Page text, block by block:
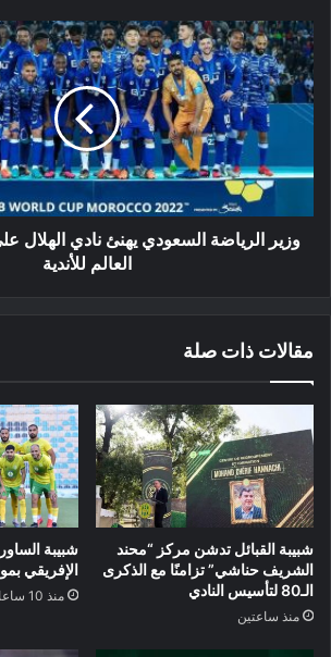
تحديد
المركز
الثالث
وزير
الرياضة
السعودي
يهنئ
نادي
على
في
كأس
وزير الرياضة السعودي يهنئ نادي الهلال
العالم للأندية
مقالات ذات صلة
شبيبة القبائل تدشن مركز “محند
الشريف حناشي” تزامنًا مع الذكرى
الـ80 لتأسيس النادي
منذ ساعتين
شبيبة
الإفريقي
منذ 10 ساعات